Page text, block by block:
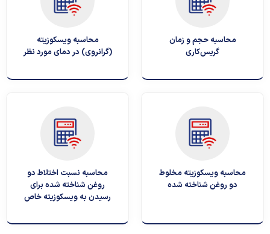
محاسبه حجم و زمان
گریس‌کاری
محاسبه ویسکوزیته
(گرانروی) در دمای مورد نظر
محاسبه ویسکوزیته مخلوط
دو روغن شناخته شده
محاسبه نسبت اختلاط دو
روغن شناخته شده برای
رسیدن به ویسکوزیته خاص